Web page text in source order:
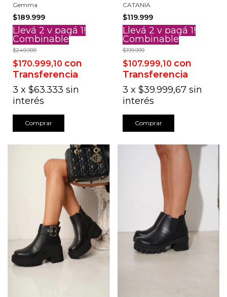
Gemma
$189.999
Llevá 2 y pagá 1!
Combinable
$249.999
$170.999,10 con
Transferencia
3 x $63.333 sin
interés
Comprar
CATANIA
$119.999
Llevá 2 y pagá 1!
Combinable
$199.999
$107.999,10 con
Transferencia
3 x $39.999,67 sin
interés
Comprar